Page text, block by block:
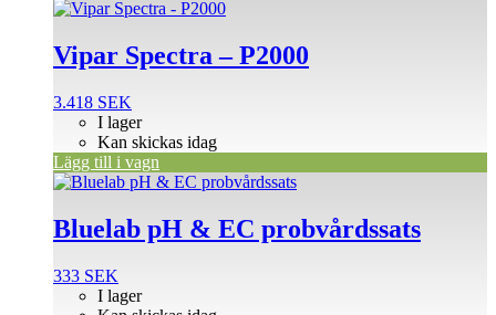
Vipar Spectra – P2000
3.418 SEK
I lager
Kan skickas idag
Lägg till i vagn
Bluelab pH & EC probvårdssats
333 SEK
I lager